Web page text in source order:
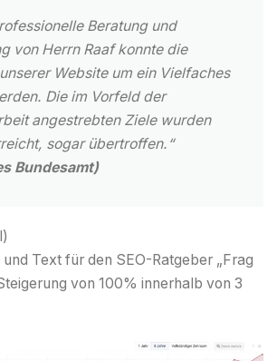
Beratung und
von Herrn Raaf konnte die
Website um ein Vielfaches
Die im Vorfeld der
angestrebten Ziele wurden
sogar übertroffen.“
Bundesamt)
Text für den SEO-Ratgeber „Frag
von 100% innerhalb von 3